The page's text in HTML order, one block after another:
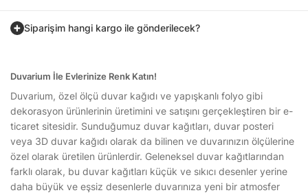
Siparişim hangi kargo ile gönderilecek?
Duvarium İle Evlerinize Renk Katın!
Duvarium, özel ölçü duvar kağıdı ve yapışkanlı folyo gibi
dekorasyon ürünlerinin üretimini ve satışını gerçekleştiren bir e-
ticaret sitesidir. Sunduğumuz duvar kağıtları, duvar posteri
veya 3D duvar kağıdı olarak da bilinen ve duvarınızın ölçülerine
özel olarak üretilen ürünlerdir. Geleneksel duvar kağıtlarından
farklı olarak, bu duvar kağıtları küçük ve sıkıcı desenler yerine
daha büyük ve eşsiz desenlerle duvarınıza yeni bir atmosfer